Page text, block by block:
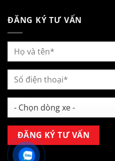
ĐĂNG KÝ TƯ VẤN